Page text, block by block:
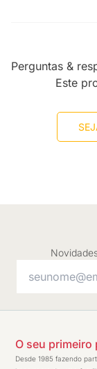
Perguntas &
Este
O seu primeiro
Desde 1985 fazendo